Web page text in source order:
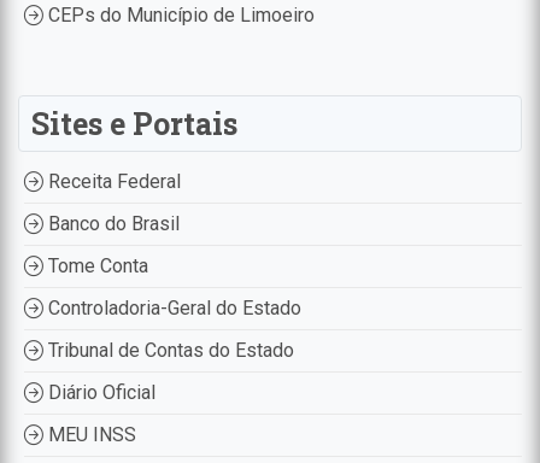
CEPs do Município de Limoeiro
Sites e Portais
Receita Federal
Banco do Brasil
Tome Conta
Controladoria-Geral do Estado
Tribunal de Contas do Estado
Diário Oficial
MEU INSS